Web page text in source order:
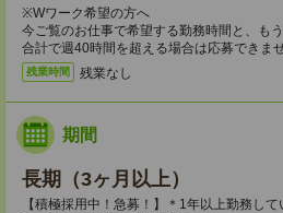
※Wワーク希望の方へ
今ご覧のお仕事で希望する勤務時間と、も
合計で週40時間を超える場合は応募できませ
残業時間 残業なし
期間
長期（3ヶ月以上）
【積極採用中！急募！】＊1年以上勤務し